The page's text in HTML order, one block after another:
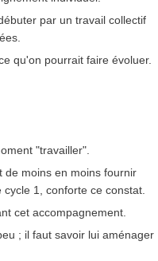
par un travail collectif
qu'on pourrait faire évoluer.
"travailler".
de moins en moins fournir
1, conforte ce constat.
cet accompagnement.
; il faut savoir lui aménager